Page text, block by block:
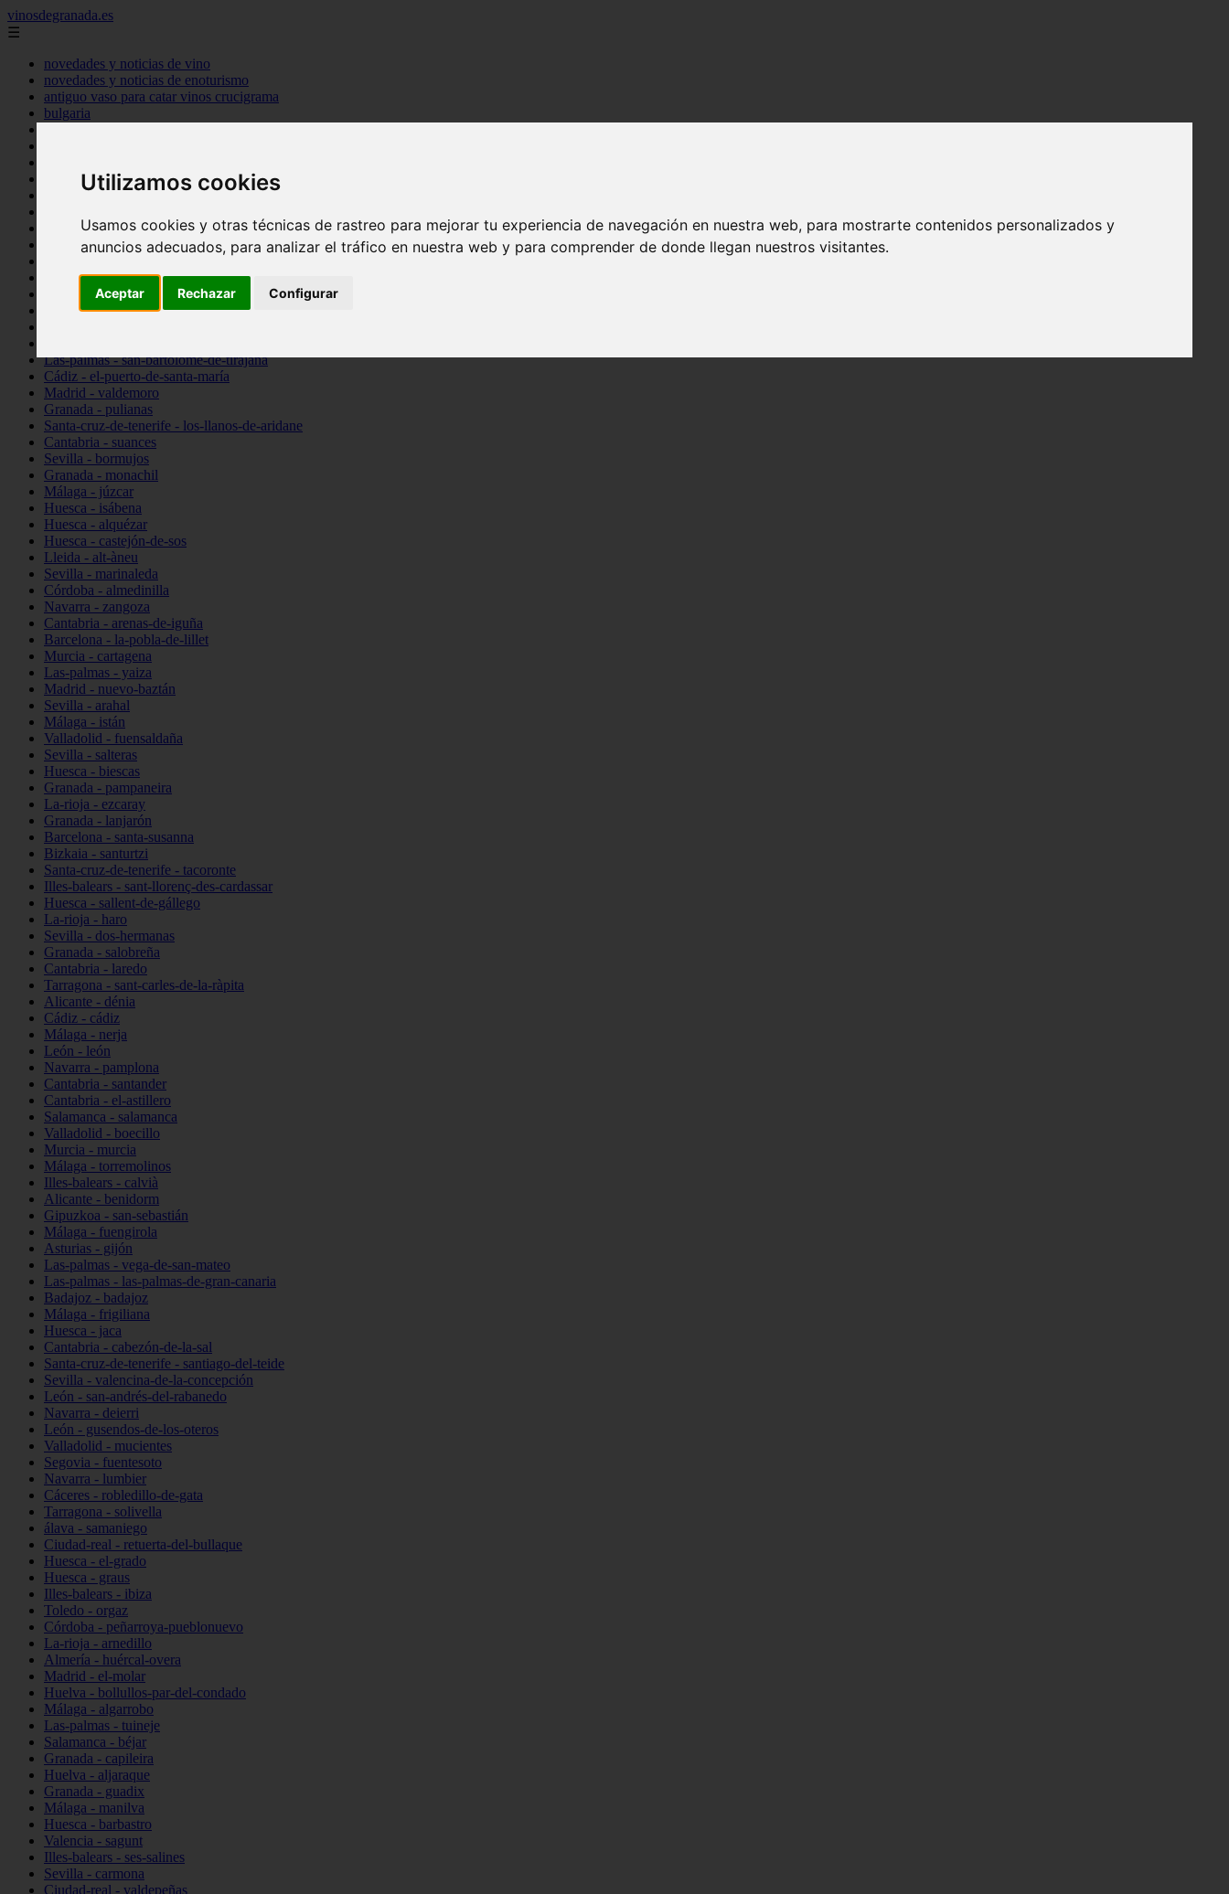
Utilizamos cookies
Usamos cookies y otras técnicas de rastreo para mejorar tu experiencia de navegación en nuestra web, para mostrarte contenidos personalizados y
anuncios adecuados, para analizar el tráfico en nuestra web y para comprender de donde llegan nuestros visitantes.
Aceptar Rechazar Configurar
vinosdegranada.es
☰
novedades y noticias de vino
novedades y noticias de enoturismo
antiguo vaso para catar vinos crucigrama
bulgaria
Córdoba - córdoba
Barcelona - barcelona
Ciudad-real - montiel
Santa-cruz-de-tenerife - guía-de-isora
La-rioja - casalarreina
Almería - roquetas-de-mar
Madrid - pozuelo-de-alarcón
Las-palmas - san-bartolomé-de-tirajana
Cádiz - el-puerto-de-santa-maría
Madrid - valdemoro
Granada - pulianas
Santa-cruz-de-tenerife - los-llanos-de-aridane
Cantabria - suances
Sevilla - bormujos
Granada - monachil
Málaga - júzcar
Huesca - isábena
Huesca - alquézar
Huesca - castejón-de-sos
Lleida - alt-àneu
Sevilla - marinaleda
Córdoba - almedinilla
Navarra - zangoza
Cantabria - arenas-de-iguña
Barcelona - la-pobla-de-lillet
Murcia - cartagena
Las-palmas - yaiza
Madrid - nuevo-baztán
Sevilla - arahal
Málaga - istán
Valladolid - fuensaldaña
Sevilla - salteras
Huesca - biescas
Granada - pampaneira
La-rioja - ezcaray
Granada - lanjarón
Barcelona - santa-susanna
Bizkaia - santurtzi
Santa-cruz-de-tenerife - tacoronte
Illes-balears - sant-llorenç-des-cardassar
Huesca - sallent-de-gállego
La-rioja - haro
Sevilla - dos-hermanas
Granada - salobreña
Cantabria - laredo
Tarragona - sant-carles-de-la-ràpita
Alicante - dénia
Cádiz - cádiz
Málaga - nerja
León - león
Navarra - pamplona
Cantabria - santander
Cantabria - el-astillero
Salamanca - salamanca
Valladolid - boecillo
Murcia - murcia
Málaga - torremolinos
Illes-balears - calvià
Alicante - benidorm
Gipuzkoa - san-sebastián
Málaga - fuengirola
Asturias - gijón
Las-palmas - vega-de-san-mateo
Las-palmas - las-palmas-de-gran-canaria
Badajoz - badajoz
Málaga - frigiliana
Huesca - jaca
Cantabria - cabezón-de-la-sal
Santa-cruz-de-tenerife - santiago-del-teide
Sevilla - valencina-de-la-concepción
León - san-andrés-del-rabanedo
Navarra - deierri
León - gusendos-de-los-oteros
Valladolid - mucientes
Segovia - fuentesoto
Navarra - lumbier
Cáceres - robledillo-de-gata
Tarragona - solivella
álava - samaniego
Ciudad-real - retuerta-del-bullaque
Huesca - el-grado
Huesca - graus
Illes-balears - ibiza
Toledo - orgaz
Córdoba - peñarroya-pueblonuevo
La-rioja - arnedillo
Almería - huércal-overa
Madrid - el-molar
Huelva - bollullos-par-del-condado
Málaga - algarrobo
Las-palmas - tuineje
Salamanca - béjar
Granada - capileira
Huelva - aljaraque
Granada - guadix
Málaga - manilva
Huesca - barbastro
Valencia - sagunt
Illes-balears - ses-salines
Sevilla - carmona
Ciudad-real - valdepeñas